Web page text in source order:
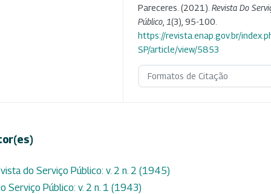
Pareceres. (2021). Revista Do
Público 1(3), 95-100.
https://revista.enap.gov.br/
SP/article/view/5853
Formatos de Citação
do Serviço Público: v. 2 n. 2 (1945)
Serviço Público: v. 2 n. 1 (1943)